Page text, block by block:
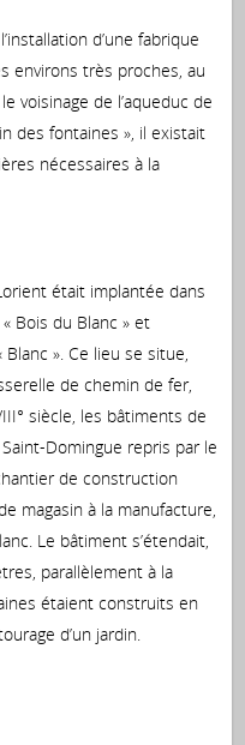
d’une fabrique
environs très proches, au
voisinage de l’aqueduc de
des fontaines », il existait
nécessaires à la
était implantée dans
Bois du Blanc » et
». Ce lieu se situe,
de chemin de fer,
siècle, les bâtiments de
Domingue repris par le
de construction
magasin à la manufacture,
Le bâtiment s’étendait,
parallèlement à la
étaient construits en
d’un jardin.